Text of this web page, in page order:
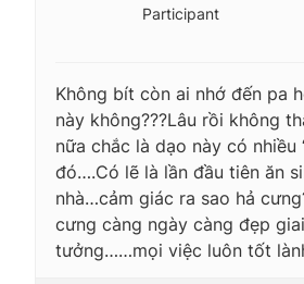
Participant
Không bít còn ai nhớ đến pa
này không???Lâu rồi không
nữa chắc là dạo này có nhiều
đó….Có lẽ là lần đầu tiên ăn
nhà…cảm giác ra sao hả
cưng càng ngày càng đẹp
tưởng……mọi việc luôn tốt